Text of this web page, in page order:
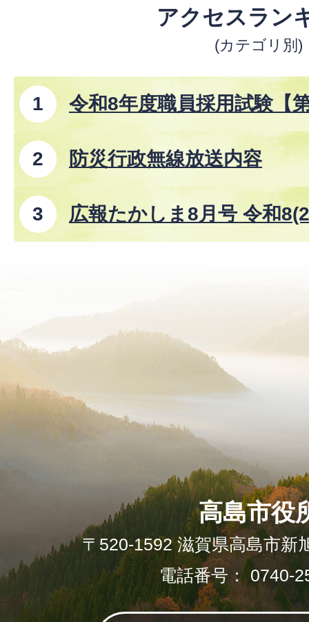
アクセスラン
(カテゴリ別)
令和8年度職員採用試験【
防災行政無線放送内容
広報たかしま8月号 令和
高島市役
〒520-1592 滋賀県高島市新
電話番号： 0740-